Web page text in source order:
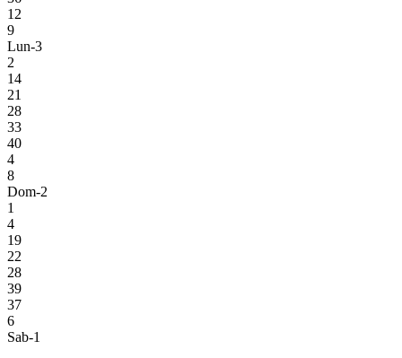
12
9
Lun-3
2
14
21
28
33
40
4
8
Dom-2
1
4
19
22
28
39
37
6
Sab-1